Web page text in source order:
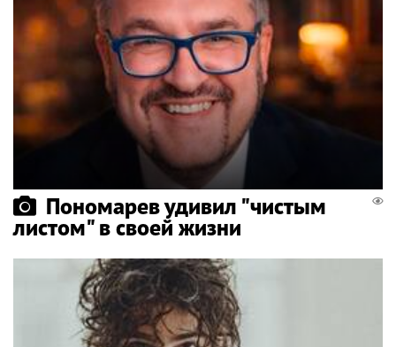
Пономарев удивил "чистым
листом" в своей жизни